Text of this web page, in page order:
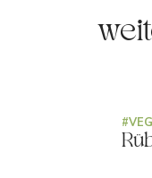
#